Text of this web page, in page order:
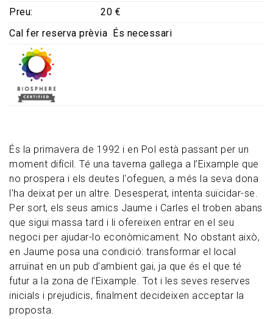
És la primavera de 1992 i en Pol està passant per un
moment difícil. Té una taverna gallega a l’Eixample que
no prospera i els deutes l'ofeguen, a més la seva dona
l'ha deixat per un altre. Desesperat, intenta suïcidar-se.
Per sort, els seus amics Jaume i Carles el troben abans
que sigui massa tard i li ofereixen entrar en el seu
negoci per ajudar-lo econòmicament. No obstant això,
en Jaume posa una condició: transformar el local
arruïnat en un pub d’ambient gai, ja que és el que té
futur a la zona de l’Eixample. Tot i les seves reserves
inicials i prejudicis, finalment decideixen acceptar la
proposta.
Preu
20 €
Cal fer reserva prèvia
És necessari